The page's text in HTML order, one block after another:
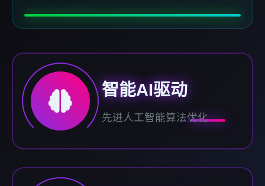
智能AI驱动
先进人工智能算法优化